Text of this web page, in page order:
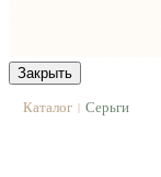
Закрыть
Каталог | Серьги